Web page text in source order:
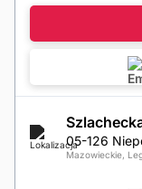
05-126
Mazowieckie,